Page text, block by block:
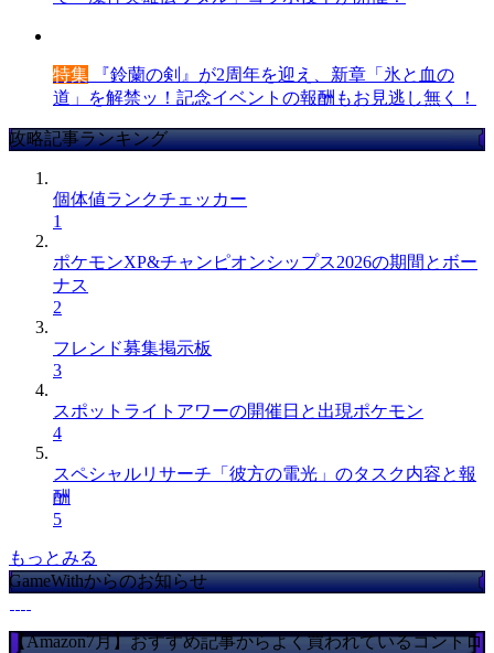
特集 『鈴蘭の剣』が2周年を迎え、新章「氷と血の
道」を解禁ッ！記念イベントの報酬もお見逃し無く！
攻略記事ランキング
個体値ランクチェッカー
1
ポケモンXP&チャンピオンシップス2026の期間とボー
ナス
2
フレンド募集掲示板
3
スポットライトアワーの開催日と出現ポケモン
4
スペシャルリサーチ「彼方の電光」のタスク内容と報
酬
5
もっとみる
GameWithからのお知らせ
【Amazon7月】おすすめ記事からよく買われているコントロ